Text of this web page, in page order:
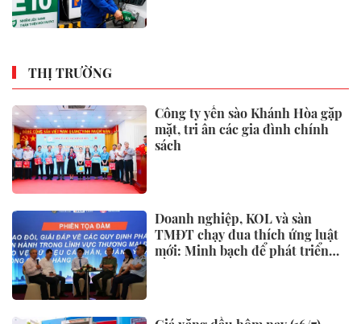
THỊ TRƯỜNG
Công ty yến sào Khánh Hòa gặp
mặt, tri ân các gia đình chính
sách
Doanh nghiệp, KOL và sàn
TMĐT chạy đua thích ứng luật
mới: Minh bạch để phát triển